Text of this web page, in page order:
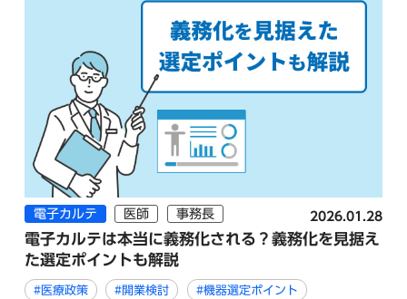
電子カルテ 医師 事務長 2026.01.28
電子カルテは本当に義務化される？義務化を見据え
た選定ポイントも解説
#医療政策 #開業検討 #機器選定ポイント